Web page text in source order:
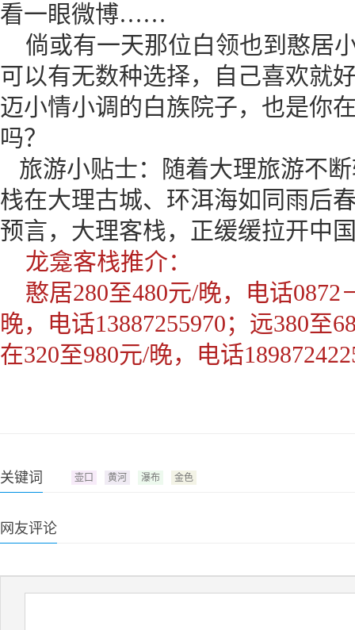
看一眼微博……
倘或有一天那位白领也到憨居
可以有无数种选择，自己喜欢就
迈小情小调的白族院子，也是你
吗？
旅游小贴士：随着大理旅游不
栈在大理古城、环洱海如同雨后
预言，大理客栈，正缓缓拉开
龙龛客栈推介：
憨居280至480元/晚，电话0872
晚，电话13887255970；远380至
在320至980元/晚，电话
关键词 壶口 黄河 瀑布 金色
网友评论